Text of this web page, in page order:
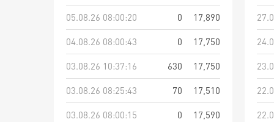
05.08.26 08:00:20
0
17,890
04.08.26 08:00:43
0
17,750
03.08.26 10:37:16
630
17,750
03.08.26 08:25:43
70
17,510
03.08.26 08:00:15
0
17,590